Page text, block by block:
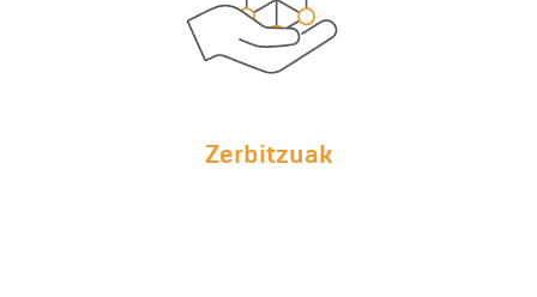
Zerbitzuak